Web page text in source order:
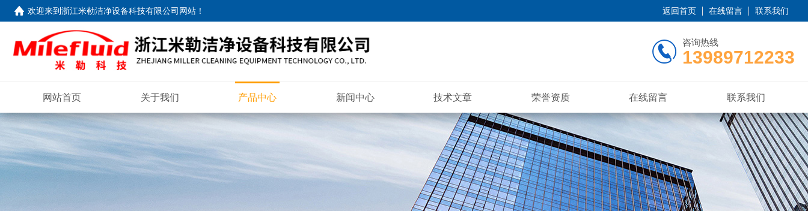
欢迎来到浙江米勒洁净设备科技有限公司网站 ！ 返回首页 在线留言 联系我们
咨询热线
13989712233
网站首页 关于我们 产品中心 新闻中心 技术文章 荣誉资质 在线留言 联系我们